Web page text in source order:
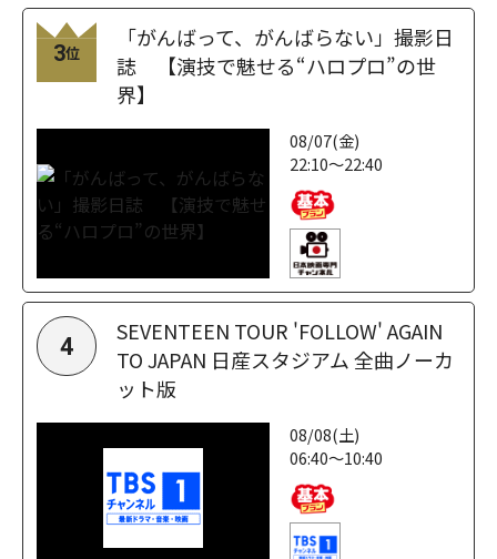
3位
「がんばって、がんばらない」撮影日
誌 【演技で魅せる“ハロプロ”の世
界】
08/07(金)
22:10～22:40
4
SEVENTEEN TOUR 'FOLLOW' AGAIN
TO JAPAN 日産スタジアム 全曲ノーカ
ット版
08/08(土)
06:40～10:40